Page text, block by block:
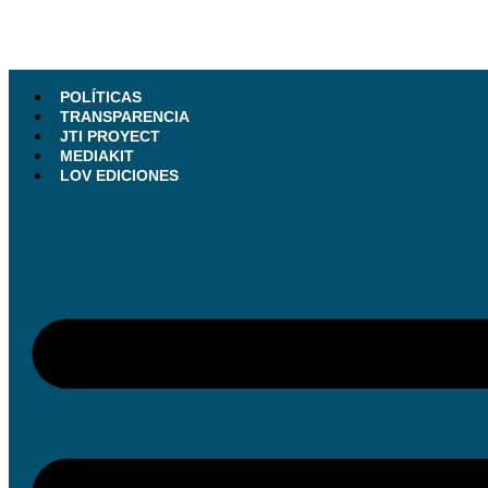
POLÍTICAS
TRANSPARENCIA
JTI PROYECT
MEDIAKIT
LOV EDICIONES